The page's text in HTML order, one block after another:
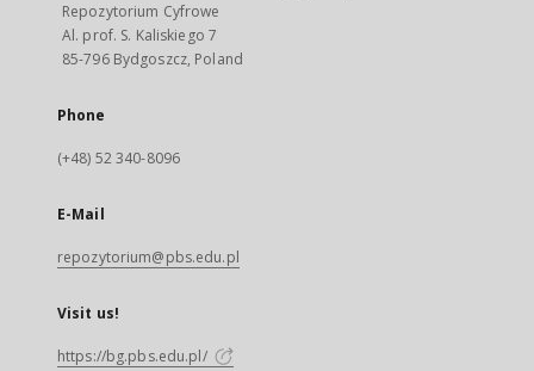
Repozytorium Cyfrowe
Al. prof. S. Kaliskiego 7
85-796 Bydgoszcz, Poland
Phone
(+48) 52 340-8096
E-Mail
repozytorium@pbs.edu.pl
Visit us!
https://bg.pbs.edu.pl/